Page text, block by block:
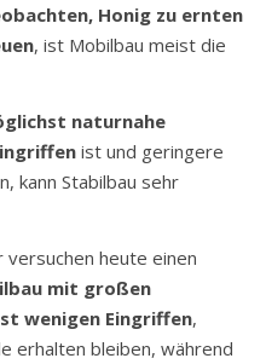
Honig zu ernten
, ist Mobilbau meist die
naturnahe
ist und geringere
kann Stabilbau sehr
heute einen
mit großen
wenigen Eingriffen,
erhalten bleiben, während